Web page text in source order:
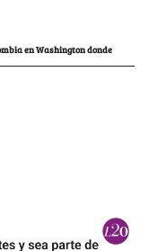
en Washington donde